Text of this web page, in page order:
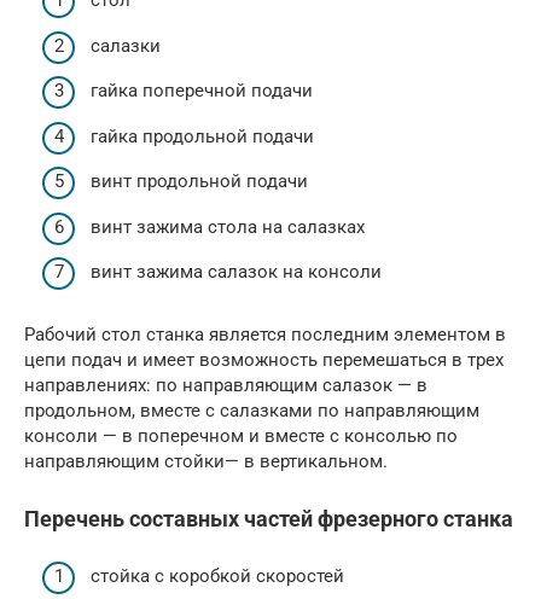
салазки
гайка поперечной подачи
гайка продольной подачи
винт продольной подачи
винт зажима cтола на салазках
винт зажима салазок на консоли
Рабочий стол станка является последним элементом в
цепи подач и имеет возможность перемешаться в трех
направлениях: по направляющим салазок — в
продольном, вместе с салазками по направляющим
консоли — в поперечном и вместе с консолью по
направляющим стойки— в вертикальном.
Перечень составных частей фрезерного станка
стойка с коробкой скоростей